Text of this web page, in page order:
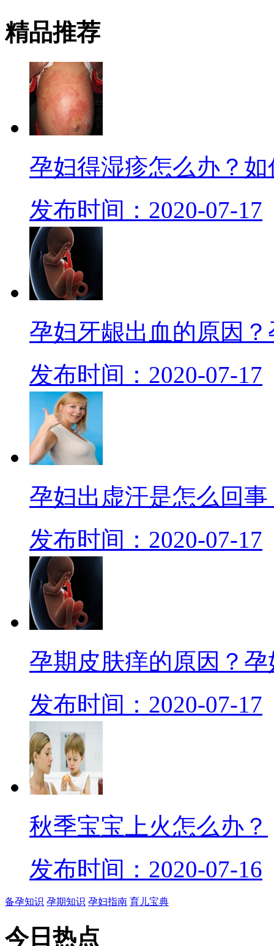
精品推荐
孕妇得湿疹怎么办？
发布时间：2020-07-17
孕妇牙龈出血的原因
发布时间：2020-07-17
孕妇出虚汗是怎么回
发布时间：2020-07-17
孕期皮肤痒的原因？
发布时间：2020-07-17
秋季宝宝上火怎么办？
发布时间：2020-07-16
备孕知识 孕期知识 孕妇指南 育儿宝典
今日 热点